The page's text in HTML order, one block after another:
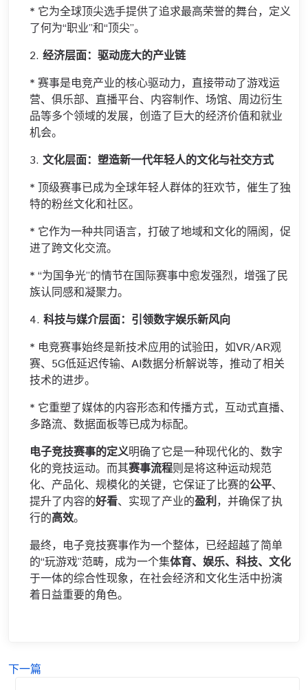
* 它为全球顶尖选手提供了追求最高荣誉的舞台，定义
了何为“职业”和“顶尖”。
2. 经济层面：驱动庞大的产业链
* 赛事是电竞产业的核心驱动力，直接带动了游戏运
营、俱乐部、直播平台、内容制作、场馆、周边衍生
品等多个领域的发展，创造了巨大的经济价值和就业
机会。
3. 文化层面：塑造新一代年轻人的文化与社交方式
* 顶级赛事已成为全球年轻人群体的狂欢节，催生了独
特的粉丝文化和社区。
* 它作为一种共同语言，打破了地域和文化的隔阂，促
进了跨文化交流。
* “为国争光”的情节在国际赛事中愈发强烈，增强了民
族认同感和凝聚力。
4. 科技与媒介层面：引领数字娱乐新风向
* 电竞赛事始终是新技术应用的试验田，如VR/AR观
赛、5G低延迟传输、AI数据分析解说等，推动了相关
技术的进步。
* 它重塑了媒体的内容形态和传播方式，互动式直播、
多路流、数据面板等已成为标配。
电子竞技赛事的定义明确了它是一种现代化的、数字
化的竞技运动。而其赛事流程则是将这种运动规范
化、产品化、规模化的关键，它保证了比赛的公平、
提升了内容的好看、实现了产业的盈利，并确保了执
行的高效。
最终，电子竞技赛事作为一个整体，已经超越了简单
的“玩游戏”范畴，成为一个集体育、娱乐、科技、文化
于一体的综合性现象，在社会经济和文化生活中扮演
着日益重要的角色。
下一篇